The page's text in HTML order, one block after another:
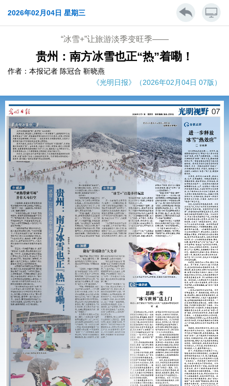
2026年02月04日 星期三
“冰雪+”让旅游淡季变旺季——
贵州：南方冰雪也正“热”着嘞！
作者：本报记者 陈冠合 靳晓燕
《光明日报》（2026年02月04日 07版）